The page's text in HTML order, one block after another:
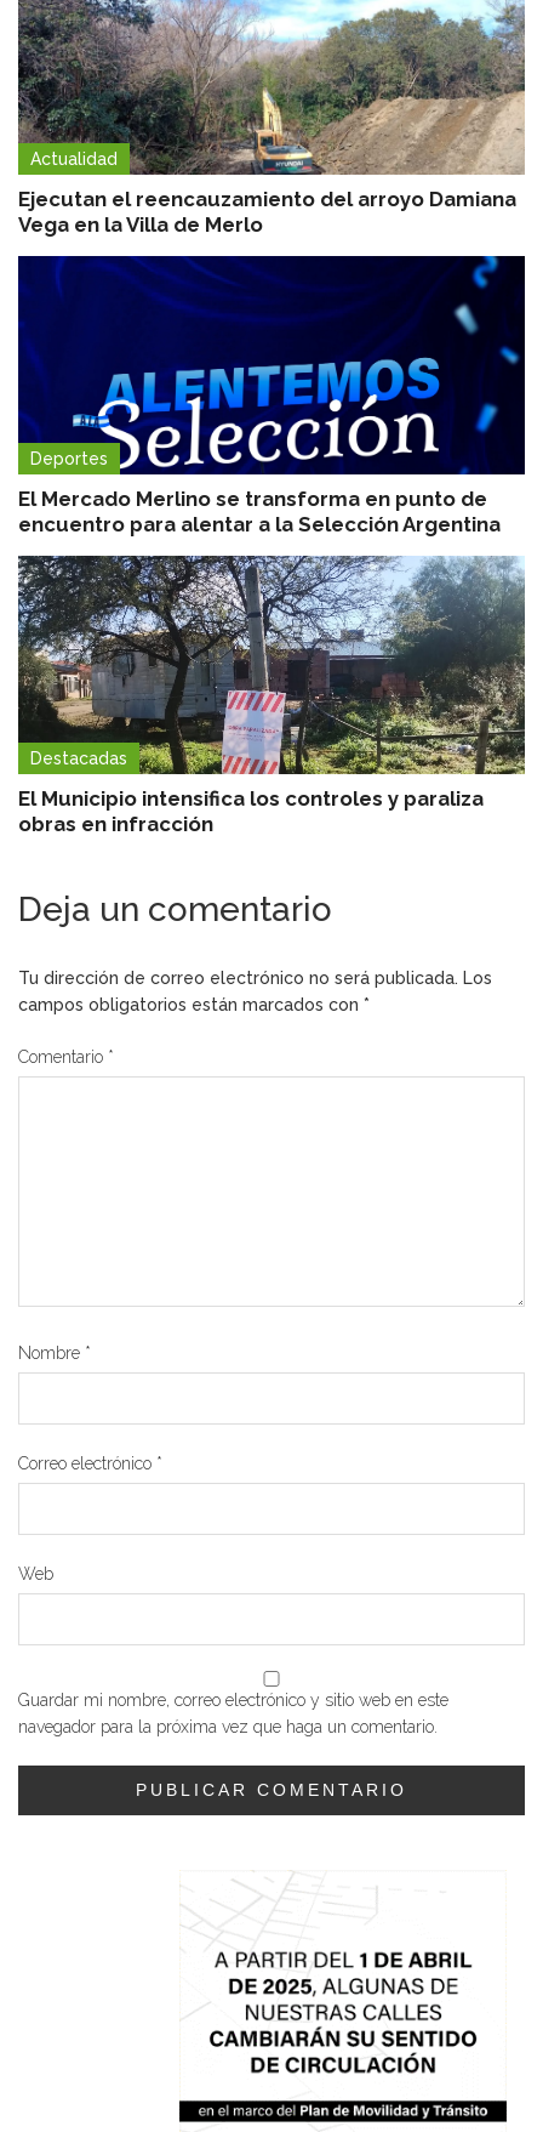
Actualidad
Ejecutan el reencauzamiento del arroyo Damiana
Vega en la Villa de Merlo
Deportes
El Mercado Merlino se transforma en punto de
encuentro para alentar a la Selección Argentina
Destacadas
El Municipio intensifica los controles y paraliza
obras en infracción
Deja un comentario
Tu dirección de correo electrónico no será publicada. Los
campos obligatorios están marcados con *
Comentario *
Nombre *
Correo electrónico *
Web
Guardar mi nombre, correo electrónico y sitio web en este
navegador para la próxima vez que haga un comentario.